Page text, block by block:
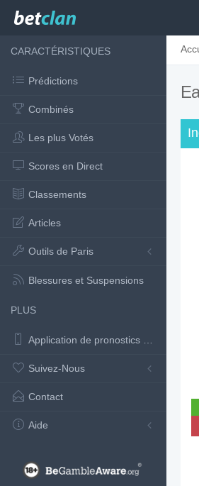
CARACTÉRISTIQUES
Prédictions
Combinés
Les plus Votés
Scores en Direct
Classements
Articles
Outils de Paris
Blessures et Suspensions
PLUS
Application de pronostics de football
Suivez-Nous
Contact
Aide